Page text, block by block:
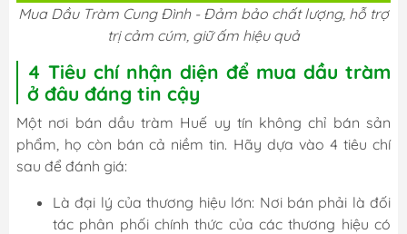
Mua Dầu Tràm Cung Đình - Đảm bảo chất lượng, hỗ trợ
trị cảm cúm, giữ ấm hiệu quả
4 Tiêu chí nhận diện để mua dầu tràm
ở đâu đáng tin cậy
Một nơi bán dầu tràm Huế uy tín không chỉ bán sản
phẩm, họ còn bán cả niềm tin. Hãy dựa vào 4 tiêu chí
sau để đánh giá:
Là đại lý của thương hiệu lớn: Nơi bán phải là đối
tác phân phối chính thức của các thương hiệu có